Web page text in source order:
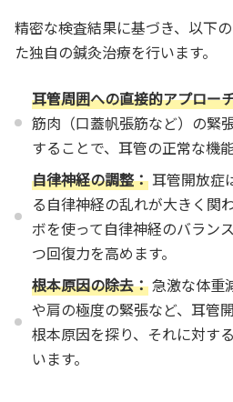
精密な検査結果に基づき、以下
た独自の鍼灸治療を行います。
耳管周囲への直接的アプロー
筋肉（口蓋帆張筋など）の緊
することで、耳管の正常な機
自律神経の調整：耳管開放症
る自律神経の乱れが大きく関
ボを使って自律神経のバラン
つ回復力を高めます。
根本原因の除去：急激な体重
や肩の極度の緊張など、耳管
根本原因を探り、それに対す
います。